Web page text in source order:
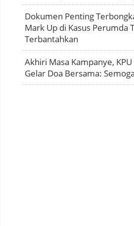
Dokumen Penting
Mark Up di Kasus Perumda
Terbantahkan
Akhiri Masa Kampanye,
Gelar Doa Bersama: